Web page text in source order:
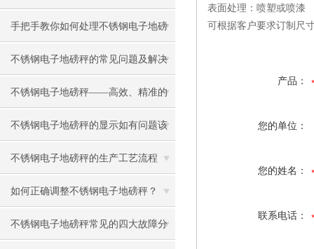
出现数据异常的情况？
手把手教你如何处理不锈钢电子地磅
秤故障
不锈钢电子地磅秤的常见问题及解决
策略
不锈钢电子地磅秤——高效、精准的
重量测量解决方案
不锈钢电子地磅秤的显示如有问题该
如何解决？
不锈钢电子地磅秤的生产工艺流程
如何正确调整不锈钢电子地磅秤？
不锈钢电子地磅秤常见的四大故障分
表面处理：喷塑或喷漆
可根据客户要求订制尺
产品：
您的单位：
您的姓名：
联系电话：